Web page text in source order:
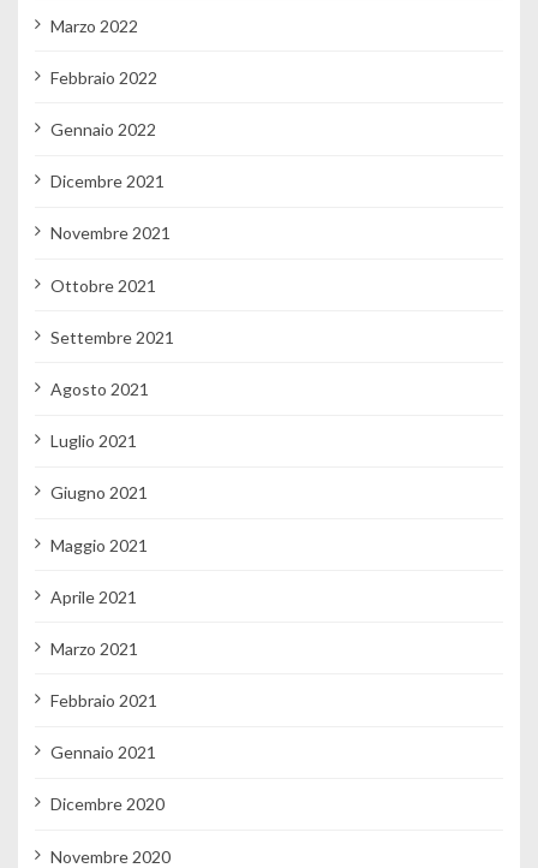
Marzo 2022
Febbraio 2022
Gennaio 2022
Dicembre 2021
Novembre 2021
Ottobre 2021
Settembre 2021
Agosto 2021
Luglio 2021
Giugno 2021
Maggio 2021
Aprile 2021
Marzo 2021
Febbraio 2021
Gennaio 2021
Dicembre 2020
Novembre 2020